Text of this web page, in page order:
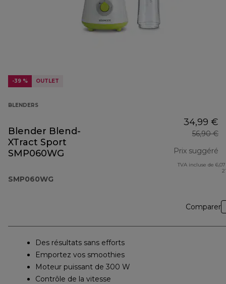
-39 % OUTLET
BLENDERS
Blender Blend-
XTract Sport
SMP060WG
SMP060WG
34,99 €
56,90 €
Prix suggéré
TVA incluse de
Comparer
Des résultats sans efforts
Emportez vos smoothies
Moteur puissant de 300 W
Contrôle de la vitesse